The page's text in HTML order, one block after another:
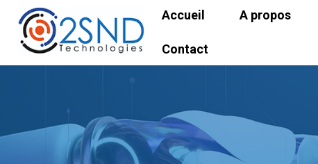
Accueil A propos
Contact